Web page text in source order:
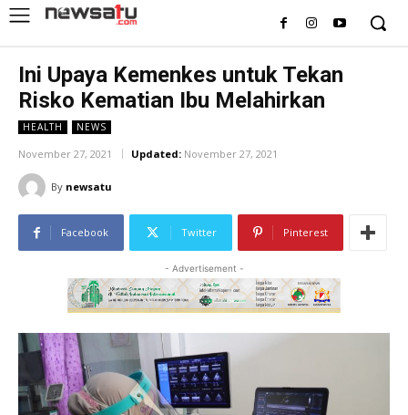
Ini Upaya Kemenkes untuk Tekan
Risko Kematian Ibu Melahirkan
HEALTH NEWS
November 27, 2021 Updated: November 27, 2021
By newsatu
Facebook Twitter Pinterest
- Advertisement -